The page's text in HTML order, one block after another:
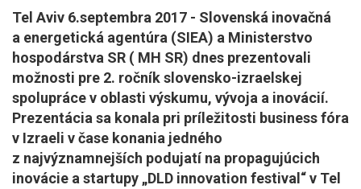
Tel Aviv 6.septembra 2017 - Slovenská inovačná
a energetická agentúra (SIEA) a Ministerstvo
hospodárstva SR ( MH SR) dnes prezentovali
možnosti pre 2. ročník slovensko-izraelskej
spolupráce v oblasti výskumu, vývoja a inovácií.
Prezentácia sa konala pri príležitosti business fóra
v Izraeli v čase konania jedného
z najvýznamnejších podujatí na propagujúcich
inovácie a startupy „DLD innovation festival“ v Tel